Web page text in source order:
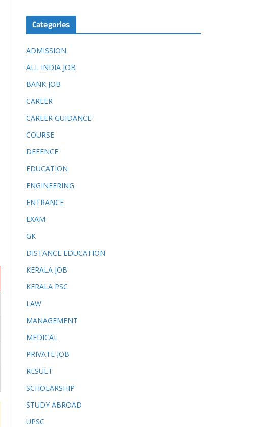
Categories
ADMISSION
ALL INDIA JOB
BANK JOB
CAREER
CAREER GUIDANCE
COURSE
DEFENCE
EDUCATION
ENGINEERING
ENTRANCE
EXAM
GK
DISTANCE EDUCATION
KERALA JOB
KERALA PSC
LAW
MANAGEMENT
MEDICAL
PRIVATE JOB
RESULT
SCHOLARSHIP
STUDY ABROAD
UPSC